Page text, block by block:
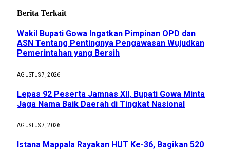
Berita Terkait
Wakil Bupati Gowa Ingatkan Pimpinan OPD dan
ASN Tentang Pentingnya Pengawasan Wujudkan
Pemerintahan yang Bersih
AGUSTUS 7, 2026
Lepas 92 Peserta Jamnas XII, Bupati Gowa Minta
Jaga Nama Baik Daerah di Tingkat Nasional
AGUSTUS 7, 2026
Istana Mappala Rayakan HUT Ke-36, Bagikan 520